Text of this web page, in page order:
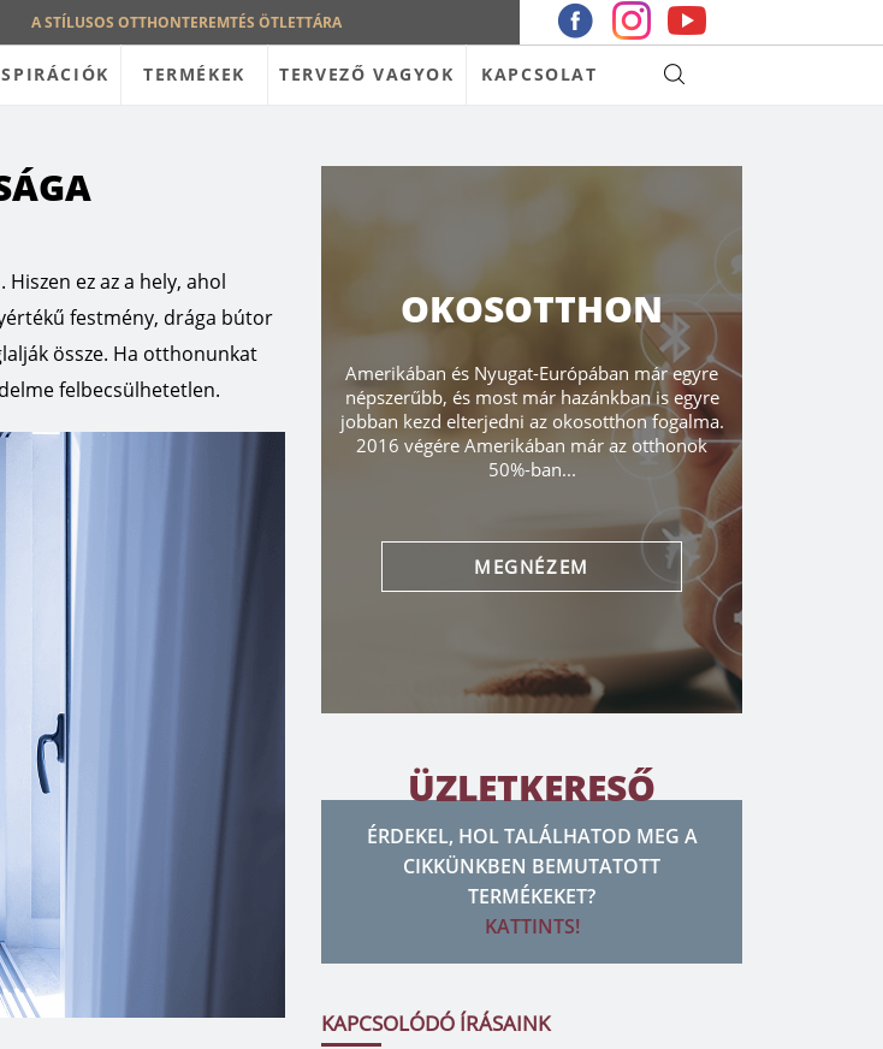
A STÍLUSOS OTTHONTEREMTÉS ÖTLETTÁRA
TERMÉKEK TERVEZŐ VAGYOK KAPCSOLAT
ez az a hely, ahol
festmény, drága bútor
össze. Ha otthonunkat
felbecsülhetetlen.
OKOSOTTHON
Amerikában és Nyugat-Európában már egyre
népszerűbb, és most már hazánkban is egyre
jobban kezd elterjedni az okosotthon fogalma.
2016 végére Amerikában már az otthonok
50%-ban...
MEGNÉZEM
ÜZLETKERESŐ
ÉRDEKEL, HOL TALÁLHATOD MEG A
CIKKÜNKBEN BEMUTATOTT
TERMÉKEKET?
KATTINTS!
KAPCSOLÓDÓ ÍRÁSAINK